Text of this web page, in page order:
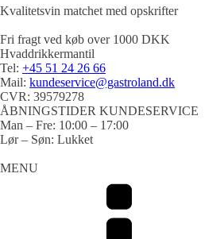
Kvalitetsvin matchet med opskrifter
Fri fragt ved køb over 1000 DKK
Hvaddrikkermantil
Tel: +45 51 24 26 66
Mail: kundeservice@gastroland.dk
CVR: 39579278
ÅBNINGSTIDER KUNDESERVICE
Man – Fre: 10:00 – 17:00
Lør – Søn: Lukket
MENU